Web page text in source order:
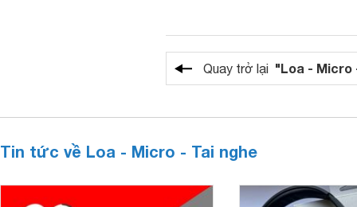
Quay trở lại "Loa - Micro
Tin tức về Loa - Micro - Tai nghe